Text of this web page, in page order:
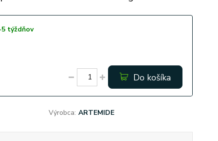
týždňov
Do košíka
Výrobca: ARTEMIDE